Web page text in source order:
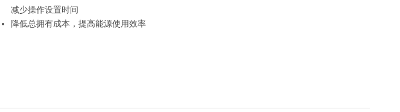
减少操作设置时间
降低总拥有成本，提高能源使用效率